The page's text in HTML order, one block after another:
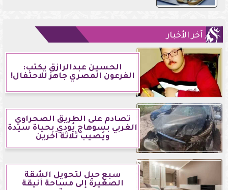
آخر الأخبار
الحسين عبدالرازق يكتب:
الفرعون المصري جاهز للاحتفال!
تصادم على الطريق الصحراوي
الغربي بسوهاج يُودي بحياة سيدة
ويُصيب ثلاثة آخرين
سبع حيل لتحويل الشقة
الصغيرة إلى مساحة أنيقة